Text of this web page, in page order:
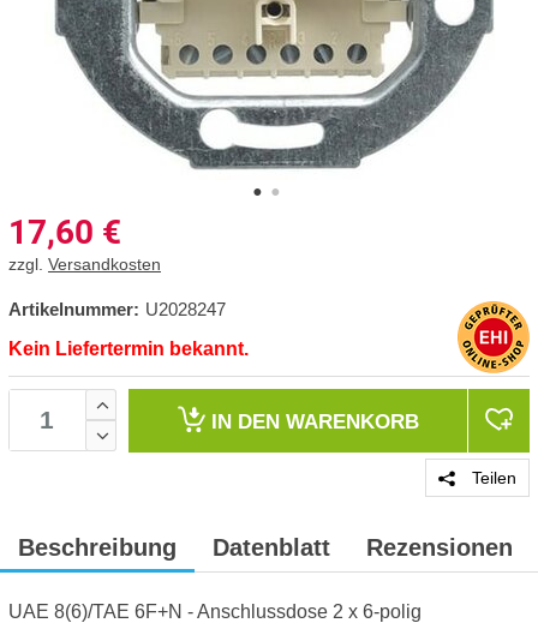
17,60 €
zzgl. Versandkosten
Artikelnummer: U2028247
Kein Liefertermin bekannt.
IN DEN WARENKORB
Teilen
Beschreibung Datenblatt Rezensionen
UAE 8(6)/TAE 6F+N - Anschlussdose 2 x 6-polig